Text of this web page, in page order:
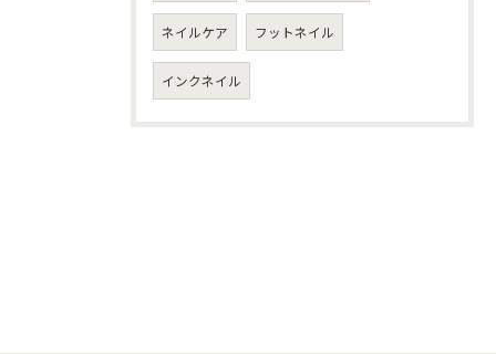
ネイルケア フットネイル
インクネイル